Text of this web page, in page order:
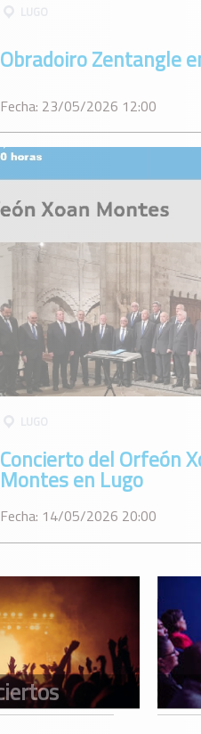
LUGO
Obradoiro Zentangle
Fecha: 23/05/2026 12:00
LUGO
Concierto del Orfeón
Montes en Lugo
Fecha: 14/05/2026 20:00